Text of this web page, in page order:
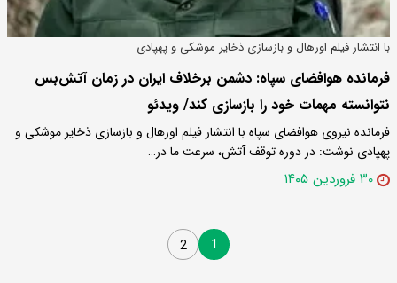
با انتشار فیلم اورهال و بازسازی ذخایر موشکی و پهپادی
فرمانده هوافضای سپاه: دشمن برخلاف ایران در زمان آتش‌بس
نتوانسته مهمات خود را بازسازی کند/ ویدئو
فرمانده نیروی هوافضای سپاه با انتشار فیلم اورهال و بازسازی ذخایر موشکی و
پهپادی نوشت: در دوره توقف آتش، سرعت ما در…
۳۰ فروردین ۱۴۰۵
1
2